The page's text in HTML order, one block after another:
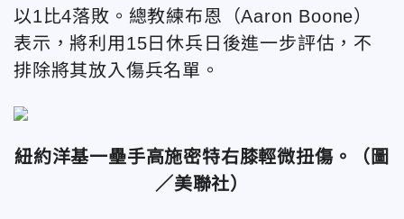
以1比4落敗。總教練布恩（Aaron Boone）
表示，將利用15日休兵日後進一步評估，不
排除將其放入傷兵名單。
紐約洋基一壘手高施密特右膝輕微扭傷。
（圖
／美聯社）